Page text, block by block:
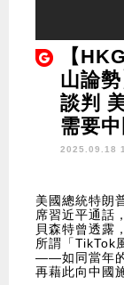
【
山論
談判
需要中
2025.09.18
美國總統特朗
席習近平通話
貝森特曾透露
所謂「TikTok
——如同當年的
再藉此向中國